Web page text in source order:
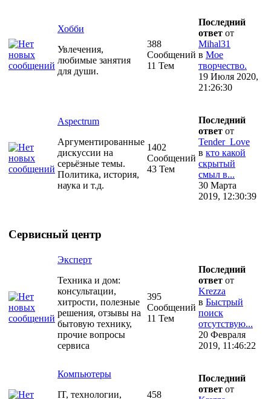
Хобби
Увлечения,
любимые занятия
для души.
388
Сообщений
11 Тем
Последний
ответ от
Mihal31
в Мое
творчество.
19 Июля 2020,
21:26:30
Aspectrum
Аргументированные
дискуссии на
серьёзные темы.
Политика, история,
наука и т.д.
1402
Сообщений
43 Тем
Последний
ответ от
Tender_Love
в кто какой
скрытый
смыл в...
30 Марта
2019, 12:30:39
Сервисный центр
Эксперт
Техника и дом:
консультации,
хитрости, полезные
решения, отзывы на
бытовую технику,
прочие вопросы
сервиса
395
Сообщений
11 Тем
Последний
ответ от
Krezza
в Быстрый
поиск
отсутствую...
20 Февраля
2019, 11:46:22
Компьютеры
IT, технологии,
458
Последний
ответ от